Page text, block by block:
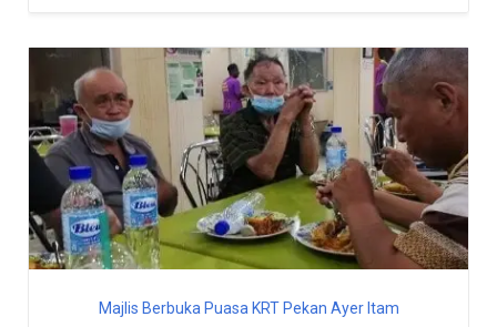
Majlis Berbuka Puasa KRT Pekan Ayer Itam